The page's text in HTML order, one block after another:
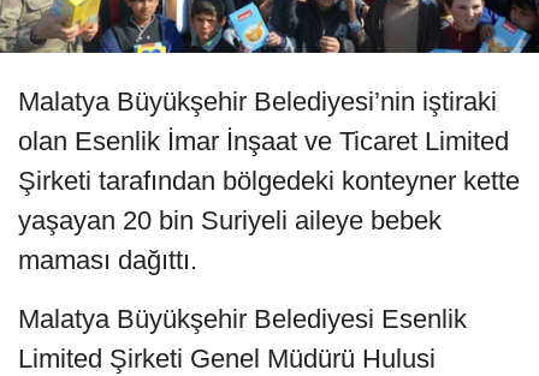
Malatya Büyükşehir Belediyesi’nin iştiraki
olan Esenlik İmar İnşaat ve Ticaret Limited
Şirketi tarafından bölgedeki konteyner kette
yaşayan 20 bin Suriyeli aileye bebek
maması dağıttı.
Malatya Büyükşehir Belediyesi Esenlik
Limited Şirketi Genel Müdürü Hulusi